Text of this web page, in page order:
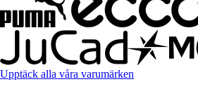
Upptäck alla våra varumärken